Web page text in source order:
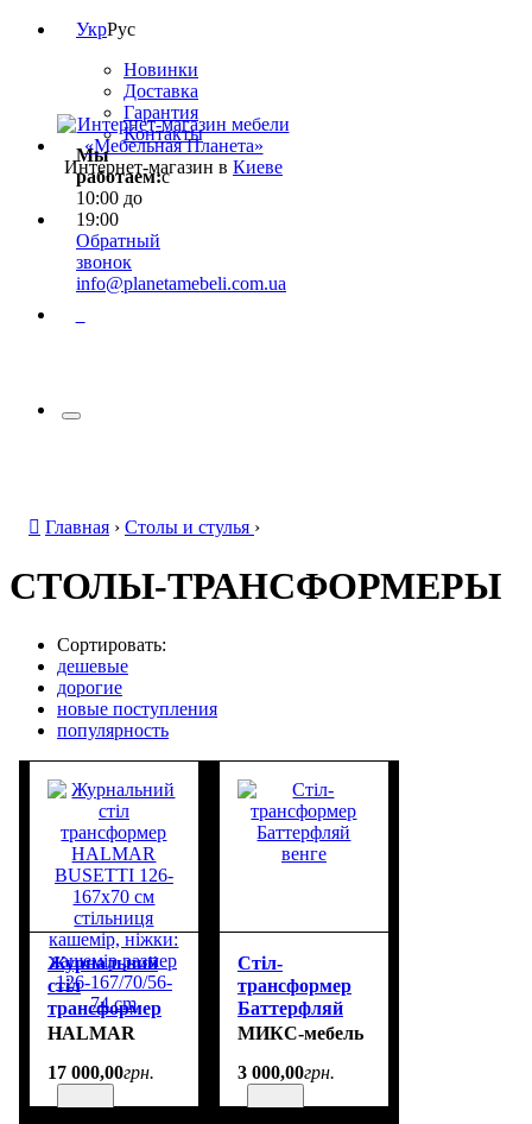
УкрРус
Новинки
Доставка
Гарантия
Контакты
Мы
работаем:с
10:00 до
19:00
Обратный
звонок
info@planetamebeli.com.ua
Интернет-магазин в Киеве
Главная › Столы и стулья ›
СТОЛЫ-ТРАНСФОРМЕРЫ
Сортировать:
дешевые
дорогие
новые поступления
популярность
Журнальний
стіл
трансформер
HALMAR
167x70 см
HALMAR
17 000,00грн.
Стіл-
трансформер
Баттерфляй
венге
МИКС-мебель
3 000,00грн.